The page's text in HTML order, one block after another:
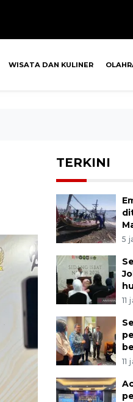
WISATA DAN KULINER
TERKINI
5
11
11